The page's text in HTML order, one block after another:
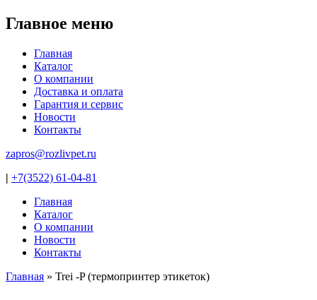
Главное меню
Главная
Каталог
О компании
Доставка и оплата
Гарантия и сервис
Новости
Контакты
zapros@rozlivpet.ru
| +7(3522) 61-04-81
Главная
Каталог
О компании
Новости
Контакты
Главная » Trei -P (термопринтер этикеток)